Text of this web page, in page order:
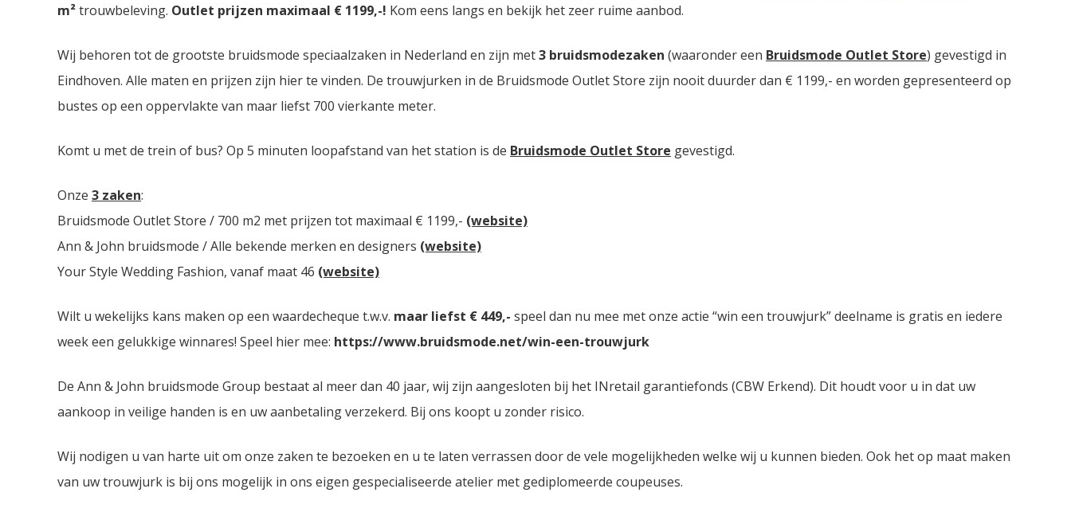
m²trouwbeleving. Outlet prijzen maximaal € 1199,-! Kom eens langs en bekijk het zeer ruime aanbod.
Wij behoren tot de grootste bruidsmode speciaalzaken in Nederland en zijn met3 bruidsmodezaken (waaronder een Bruidsmode Outlet Store) gevestigd in
Eindhoven. Alle maten en prijzen zijn hier te vinden. De trouwjurken in de Bruidsmode Outlet Store zijn nooit duurder dan € 1199,- en worden gepresenteerd op
bustes op een oppervlakte van maar liefst 700 vierkante meter.
Komt u met de trein of bus? Op 5 minuten loopafstand van het station is de Bruidsmode Outlet Store gevestigd.
Onze 3 zaken:
Bruidsmode Outlet Store / 700 m2 met prijzen tot maximaal € 1199,- (website)
Ann & John bruidsmode / Alle bekende merken en designers (website)
Your Style Wedding Fashion, vanaf maat 46 (website)
Wilt u wekelijks kans maken op een waardecheque t.w.v. maar liefst € 449,- speel dan nu mee met onze actie “win een trouwjurk” deelname is gratis en iedere
week een gelukkige winnares! Speel hier mee: https://www.bruidsmode.net/win-een-trouwjurk
De Ann & John bruidsmode Group bestaat al meer dan 40 jaar, wij zijn aangesloten bij het INretail garantiefonds (CBW Erkend). Dit houdt voor u in dat uw
aankoop in veilige handen is en uw aanbetaling verzekerd. Bij ons koopt u zonder risico.
Wij nodigen u van harte uit om onze zaken te bezoeken en u te laten verrassen door de vele mogelijkheden welke wij u kunnen bieden. Ook het op maat maken
van uw trouwjurk is bij ons mogelijk in ons eigen gespecialiseerde atelier met gediplomeerde coupeuses.